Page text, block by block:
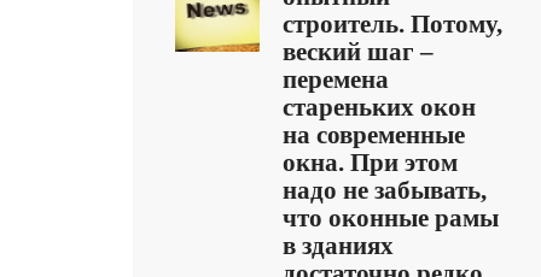
строитель. Потому,
веский шаг –
перемена
стареньких окон
на современные
окна. При этом
надо не забывать,
что оконные рамы
в зданиях